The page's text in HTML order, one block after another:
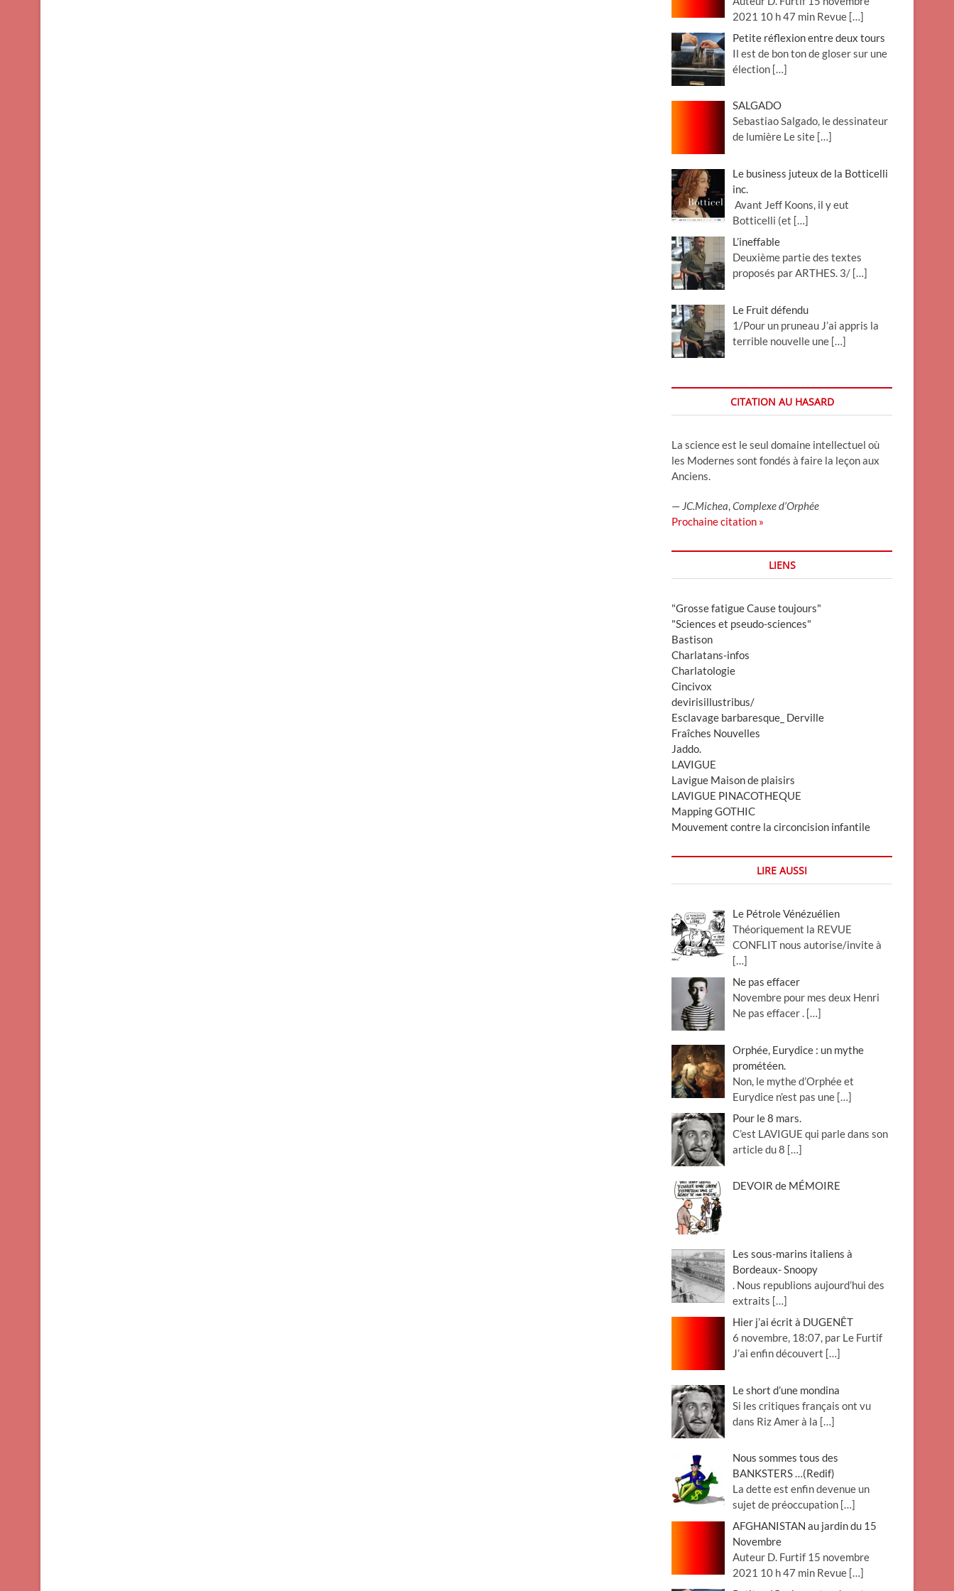
2021 10 h 47 min Revue […]
Petite réflexion entre deux tours
Il est de bon ton de gloser sur une
élection […]
SALGADO
Sebastiao Salgado, le dessinateur
de lumière Le site […]
Le business juteux de la Botticelli
inc.
Avant Jeff Koons, il y eut
Botticelli (et […]
L’ineffable
Deuxième partie des textes
proposés par ARTHES. 3/ […]
Le Fruit défendu
1/Pour un pruneau J’ai appris la
terrible nouvelle une […]
CITATION AU HASARD
La science est le seul domaine intellectuel où
les Modernes sont fondés à faire la leçon aux
Anciens.
— JC.Michea,Complexe d’Orphée
Prochaine citation »
LIENS
"Grosse fatigue Cause toujours"
"Sciences et pseudo-sciences"
Bastison
Charlatans-infos
Charlatologie
Cincivox
devirisillustribus/
Esclavage barbaresque_ Derville
Fraîches Nouvelles
Jaddo.
LAVIGUE
Lavigue Maison de plaisirs
LAVIGUE PINACOTHEQUE
Mapping GOTHIC
Mouvement contre la circoncision infantile
LIRE AUSSI
Le Pétrole Vénézuélien
Théoriquement la REVUE
CONFLIT nous autorise/invite à
[…]
Ne pas effacer
Novembre pour mes deux Henri
Ne pas effacer . […]
Orphée, Eurydice : un mythe
prométéen.
Non, le mythe d’Orphée et
Eurydice n’est pas une […]
Pour le 8 mars.
C’est LAVIGUE qui parle dans son
article du 8 […]
DEVOIR de MÉMOIRE
Les sous-marins italiens à
Bordeaux- Snoopy
. Nous republions aujourd’hui des
extraits […]
Hier j’ai écrit à DUGENÊT
6 novembre, 18:07, par Le Furtif
J’ai enfin découvert […]
Le short d’une mondina
Si les critiques français ont vu
dans Riz Amer à la […]
Nous sommes tous des
BANKSTERS …(Redif)
La dette est enfin devenue un
sujet de préoccupation […]
AFGHANISTAN au jardin du 15
Novembre
Auteur D. Furtif 15 novembre
2021 10 h 47 min Revue […]